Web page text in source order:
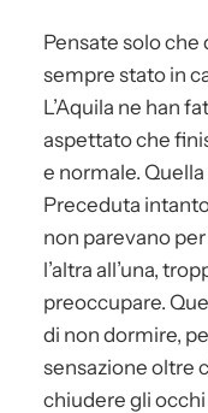
Pensate solo che
sempre stato in
L’Aquila ne han
aspettato che
e normale. Quella
Preceduta
non parevano
l’altra all’una,
preoccupare.
di non dormire,
sensazione oltre
chiudere gli